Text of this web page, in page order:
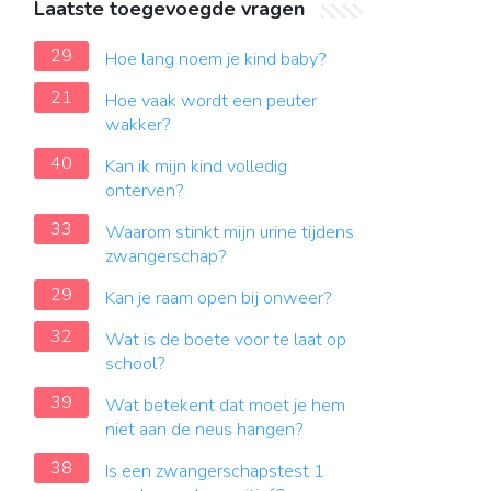
Laatste toegevoegde vragen
29
Hoe lang noem je kind baby?
21
Hoe vaak wordt een peuter
wakker?
40
Kan ik mijn kind volledig
onterven?
33
Waarom stinkt mijn urine tijdens
zwangerschap?
29
Kan je raam open bij onweer?
32
Wat is de boete voor te laat op
school?
39
Wat betekent dat moet je hem
niet aan de neus hangen?
38
Is een zwangerschapstest 1